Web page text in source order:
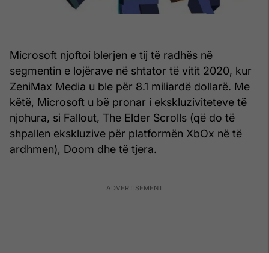
Microsoft njoftoi blerjen e tij të radhës në
segmentin e lojërave në shtator të vitit 2020, kur
ZeniMax Media u ble për 8.1 miliardë dollarë. Me
këtë, Microsoft u bë pronar i ekskluziviteteve të
njohura, si Fallout, The Elder Scrolls (që do të
shpallen ekskluzive për platformën XbOx në të
ardhmen), Doom dhe të tjera.